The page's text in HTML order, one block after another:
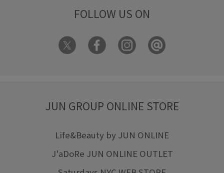
FOLLOW US ON
JUN GROUP ONLINE STORE
Life&Beauty by JUN ONLINE
J'aDoRe JUN ONLINE OUTLET